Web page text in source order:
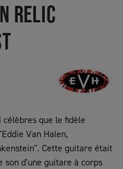
RELIC
que le fidèle
Van Halen,
Cette guitare était
son d'une guitare à corps